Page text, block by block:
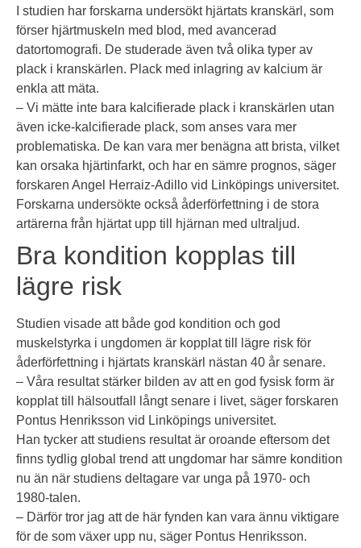
I studien har forskarna undersökt hjärtats kranskärl, som
förser hjärtmuskeln med blod, med avancerad
datortomografi. De studerade även två olika typer av
plack i kranskärlen. Plack med inlagring av kalcium är
enkla att mäta.
– Vi mätte inte bara kalcifierade plack i kranskärlen utan
även icke-kalcifierade plack, som anses vara mer
problematiska. De kan vara mer benägna att brista, vilket
kan orsaka hjärtinfarkt, och har en sämre prognos, säger
forskaren Angel Herraiz-Adillo vid Linköpings universitet.
Forskarna undersökte också åderförfettning i de stora
artärerna från hjärtat upp till hjärnan med ultraljud.
Bra kondition kopplas till
lägre risk
Studien visade att både god kondition och god
muskelstyrka i ungdomen är kopplat till lägre risk för
åderförfettning i hjärtats kranskärl nästan 40 år senare.
– Våra resultat stärker bilden av att en god fysisk form är
kopplat till hälsoutfall långt senare i livet, säger forskaren
Pontus Henriksson vid Linköpings universitet.
Han tycker att studiens resultat är oroande eftersom det
finns tydlig global trend att ungdomar har sämre kondition
nu än när studiens deltagare var unga på 1970- och
1980-talen.
– Därför tror jag att de här fynden kan vara ännu viktigare
för de som växer upp nu, säger Pontus Henriksson.